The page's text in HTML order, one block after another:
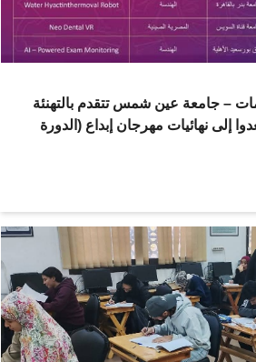
– جامعة عين شمس تتقدم بالتهنئة
إلى نهائيات مهرجان إبداع (الدورة